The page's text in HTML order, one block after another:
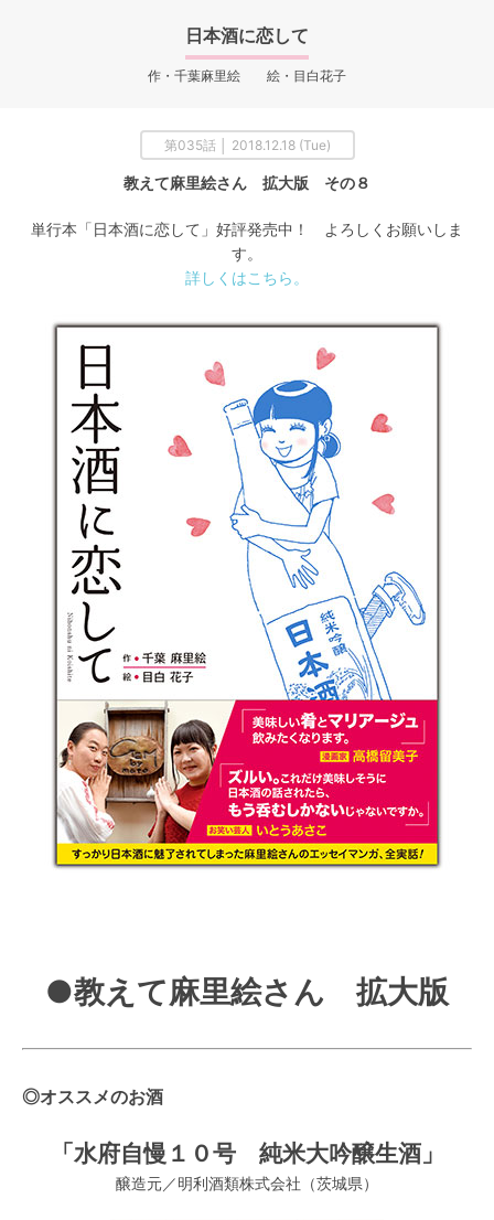
日本酒に恋して
作・千葉麻里絵 絵・目白花子
第035話 │ 2018.12.18 (Tue)
教えて麻里絵さん 拡大版 その８
単行本「日本酒に恋して」好評発売中！ よろしくお願いしま
す。
詳しくはこちら。
●教えて麻里絵さん 拡大版
◎オススメのお酒
「水府自慢１０号 純米大吟醸生酒」
醸造元／明利酒類株式会社（茨城県）